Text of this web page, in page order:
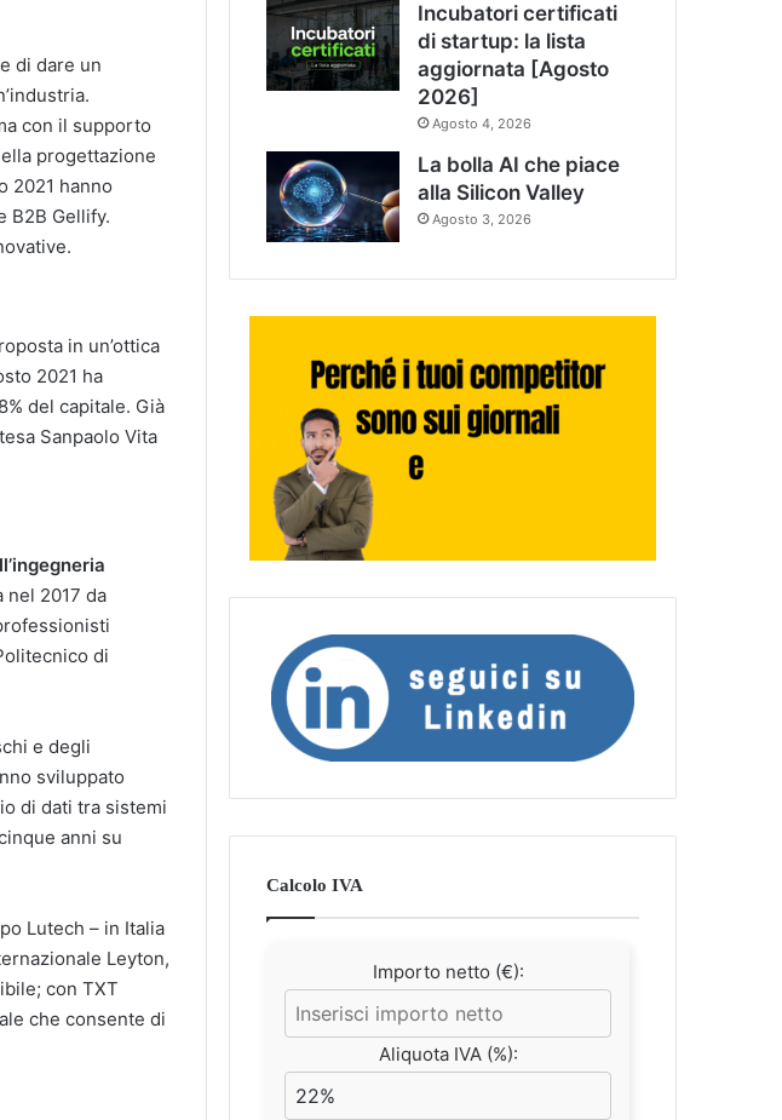
di dare un
con il supporto
progettazione
2021 hanno
B2B Gellify.
in un’ottica
2021 ha
del capitale. Già
Sanpaolo Vita
nel 2017 da
di
e degli
sviluppato
di dati tra sistemi
anni su
Lutech – in Italia
Leyton,
con TXT
che consente di
Incubatori certificati
di startup: la lista
aggiornata [Agosto
2026]
Agosto 4, 2026
La bolla AI che piace
alla Silicon Valley
Agosto 3, 2026
Calcolo IVA
Importo netto (€):
Aliquota IVA (%):